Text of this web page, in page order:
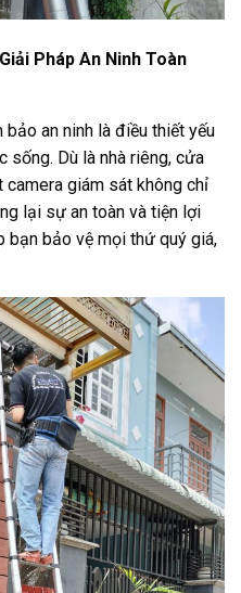
Pháp An Ninh Toàn
an ninh là điều thiết yếu
sống. Dù là nhà riêng, cửa
camera giám sát không chỉ
lại sự an toàn và tiện lợi
bạn bảo vệ mọi thứ quý giá,